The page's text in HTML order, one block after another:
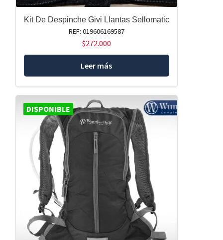
Kit De Despinche Givi Llantas Sellomatic
REF: 019606169587
$272.000
Leer más
DISPONIBLE